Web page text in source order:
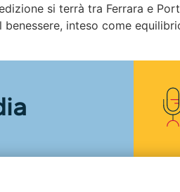
si terrà tra Ferrara e
inteso come